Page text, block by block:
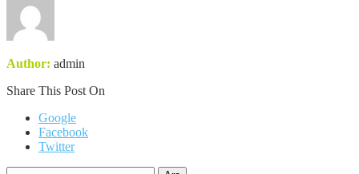
Author: admin
Share This Post On
Google
Facebook
Twitter